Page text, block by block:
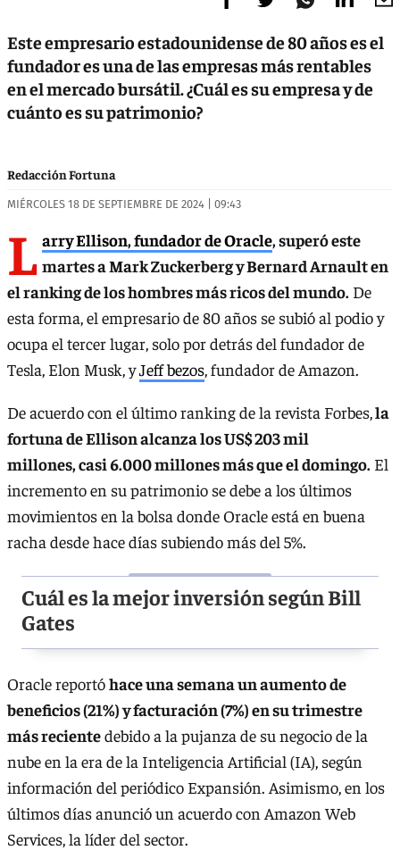
Este empresario estadounidense de 80 años es el
fundador es una de las empresas más rentables
en el mercado bursátil. ¿Cuál es su empresa y de
cuánto es su patrimonio?
Redacción Fortuna
MIÉRCOLES 18 DE SEPTIEMBRE DE 2024 | 09:43
L arry Ellison, fundador de Oracle, superó este
martes a Mark Zuckerberg y Bernard Arnault en
el ranking de los hombres más ricos del mundo. De
esta forma, el empresario de 80 años se subió al podio y
ocupa el tercer lugar, solo por detrás del fundador de
Tesla, Elon Musk, yJeff bezos, fundador de Amazon.
De acuerdo con el último ranking de la revista Forbes,la
fortuna de Ellison alcanza los US$ 203 mil
millones, casi 6.000 millones más que el domingo. El
incremento en su patrimonio se debe a los últimos
movimientos en la bolsa donde Oracle está en buena
racha desde hace días subiendo más del 5%.
Cuál es la mejor inversión según Bill
Gates
Oracle reportóhace una semana un aumento de
beneficios (21%) y facturación (7%) en su trimestre
más recientedebido a la pujanza de su negocio de la
nube en la era de la Inteligencia Artificial (IA), según
información del periódico Expansión. Asimismo, en los
últimos días anunció un acuerdo con Amazon Web
Services, la líder del sector.